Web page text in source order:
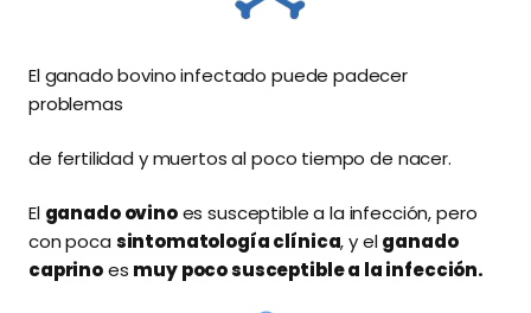
El ganado bovino infectado puede padecer
problemas
de fertilidad y muertos al poco tiempo de nacer.
El ganado ovinoes susceptible a la infección, pero
con poca sintomatología clínica, y elganado
caprinoes muy poco susceptible a la infección.